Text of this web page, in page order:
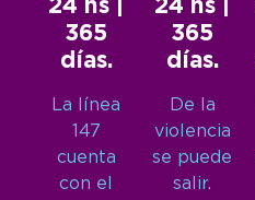
24 hs |
365
días.
La línea
147
cuenta
con el
24 hs |
365
días.
De la
violencia
se puede
salir.